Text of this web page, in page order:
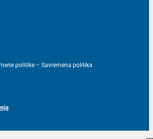
politike – Savremena politika